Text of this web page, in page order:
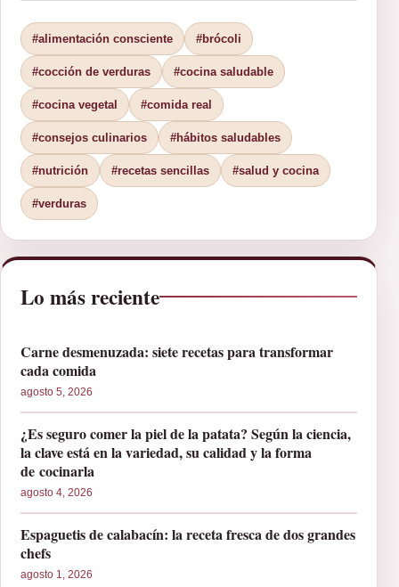
#alimentación consciente #brócoli
#cocción de verduras #cocina saludable
#cocina vegetal #comida real
#consejos culinarios #hábitos saludables
#nutrición #recetas sencillas #salud y cocina
#verduras
Lo más reciente
Carne desmenuzada: siete recetas para transformar
cada comida
agosto 5, 2026
¿Es seguro comer la piel de la patata? Según la ciencia,
la clave está en la variedad, su calidad y la forma
de cocinarla
agosto 4, 2026
Espaguetis de calabacín: la receta fresca de dos grandes
chefs
agosto 1, 2026